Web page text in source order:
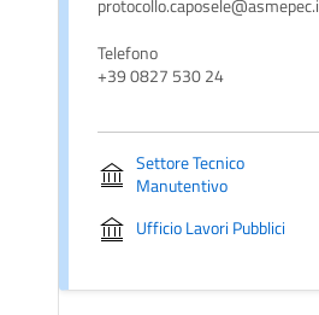
Telefono
+39 0827 530 24
Settore Tecnico
Manutentivo
Ufficio Lavori Pubblici